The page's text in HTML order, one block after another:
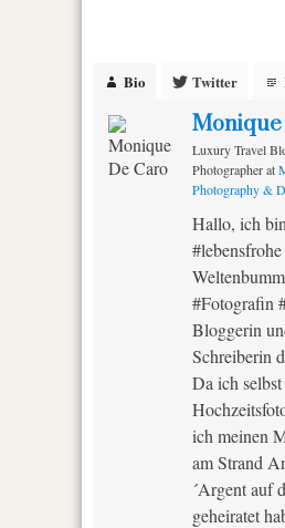
Bio Twitter
Monique
Luxury Travel
Photographerat
Photography &
Hallo, ich
#lebensfrohe
#Fotografin
Bloggerin
Schreiberin
Da ich selbst
ich meinen
am Strand
´Argent auf
geheiratet